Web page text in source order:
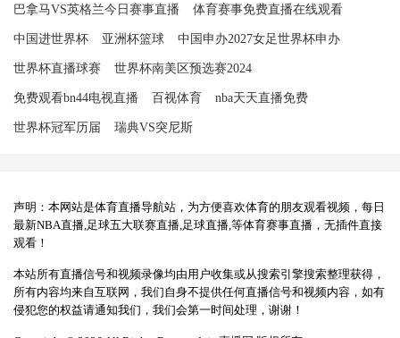
巴拿马VS英格兰今日赛事直播 体育赛事免费直播在线观看
中国进世界杯 亚洲杯篮球 中国申办2027女足世界杯申办
世界杯直播球赛 世界杯南美区预选赛2024
免费观看bn44电视直播 百视体育 nba天天直播免费
世界杯冠军历届 瑞典VS突尼斯
声明：本网站是体育直播导航站，为方便喜欢体育的朋友观看视频，每日
最新NBA直播,足球五大联赛直播,足球直播,等体育赛事直播，无插件直接
观看！
本站所有直播信号和视频录像均由用户收集或从搜索引擎搜索整理获得，
所有内容均来自互联网，我们自身不提供任何直播信号和视频内容，如有
侵犯您的权益请通知我们，我们会第一时间处理，谢谢！